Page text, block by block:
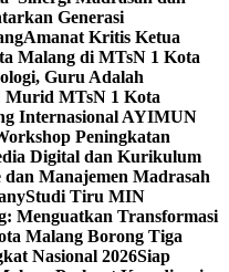
Generasi
Amanat Kritis Ketua
Malang di MTsN 1 Kota
Guru Adalah
Murid MTsN 1 Kota
Internasional AYIMUN
Peningkatan
Digital dan Kurikulum
Manajemen Madrasah
Studi Tiru MIN
Menguatkan Transformasi
Malang Borong Tiga
Nasional 2026Siap